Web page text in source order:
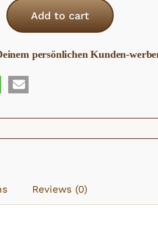
Add to cart
persönlichen Kunden-
Reviews (0)